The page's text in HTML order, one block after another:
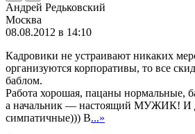
Андрей Редьковский
Москва
08.08.2012 в 14:10
Кадровики не устраивают никаких
организуются корпоративы, то все
баблом.
Работа хорошая, пацаны нормальные,
а начальник — настоящий МУЖИК! И
симпатичные))) В...»